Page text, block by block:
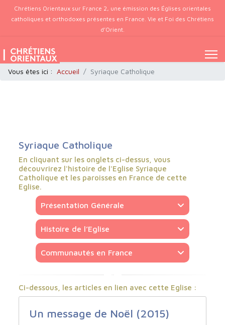
Chrétiens Orientaux sur France 2, une émission des Églises orientales
catholiques et orthodoxes présentes en France. Vie et Foi des Chrétiens
d’Orient.
Vous êtes ici : Accueil Syriaque Catholique
Syriaque Catholique
En cliquant sur les onglets ci-dessus, vous
découvrirez l'histoire de l'Eglise Syriaque
Catholique et les paroisses en France de cette
Eglise.
Présentation Générale
Histoire de l’Eglise
Communautés en France
Ci-dessous, les articles en lien avec cette Eglise :
Un message de Noël (2015)